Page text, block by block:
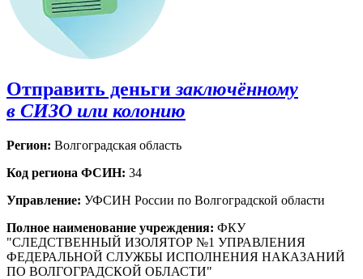
Отправить деньги заключённому
в СИЗО или колонию
Регион: Волгоградская область
Код региона ФСИН: 34
Управление: УФСИН России по Волгоградской области
Полное наименование учреждения: ФКУ
"СЛЕДСТВЕННЫЙ ИЗОЛЯТОР №1 УПРАВЛЕНИЯ
ФЕДЕРАЛЬНОЙ СЛУЖБЫ ИСПОЛНЕНИЯ НАКАЗАНИЙ
ПО ВОЛГОГРАДСКОЙ ОБЛАСТИ"